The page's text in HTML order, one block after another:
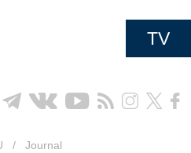
TV
/ Journal